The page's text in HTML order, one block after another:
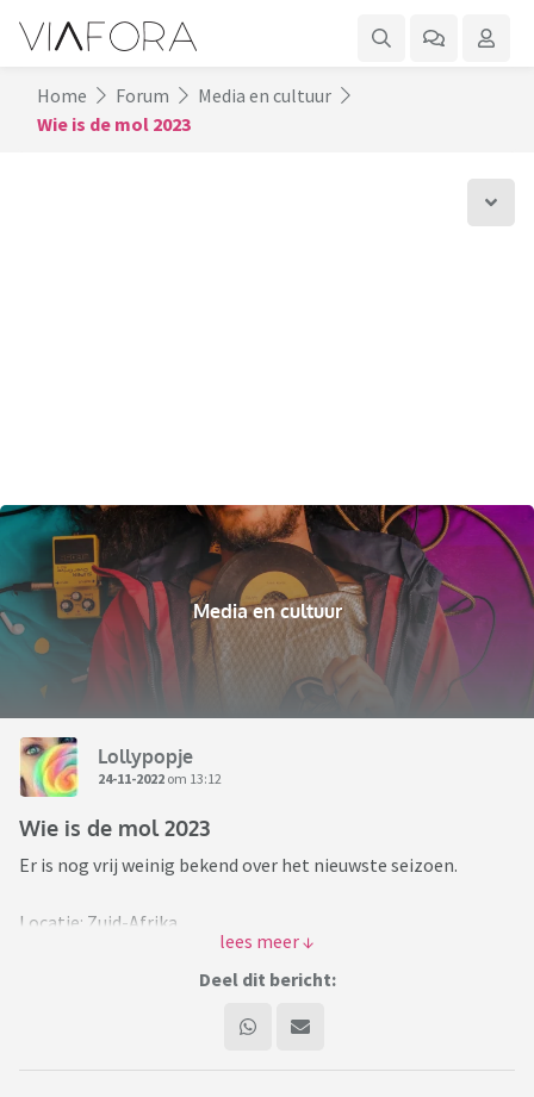
Home Forum
Media en cultuur
Wie is de mol 2023
Media en cultuur
Lollypopje
24-11-2022 om 13:12
Wie is de mol 2023
Er is nog vrij weinig bekend over het nieuwste seizoen.
Locatie: Zuid-Afrika
Daniël Verlaan
Deel dit bericht: